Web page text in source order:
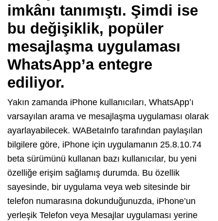
imkânı tanımıştı. Şimdi ise
bu değişiklik, popüler
mesajlaşma uygulaması
WhatsApp’a entegre
ediliyor.
Yakın zamanda iPhone kullanıcıları, WhatsApp’ı
varsayılan arama ve mesajlaşma uygulaması olarak
ayarlayabilecek. WABetaInfo tarafından paylaşılan
bilgilere göre, iPhone için uygulamanın 25.8.10.74
beta sürümünü kullanan bazı kullanıcılar, bu yeni
özelliğe erişim sağlamış durumda. Bu özellik
sayesinde, bir uygulama veya web sitesinde bir
telefon numarasına dokunduğunuzda, iPhone’un
yerleşik Telefon veya Mesajlar uygulaması yerine